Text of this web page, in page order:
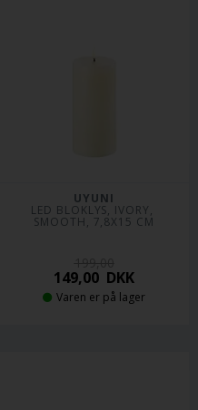
UYUNI
LED BLOKLYS, IVORY,
SMOOTH, 7,8X15 CM
149,00 DKK
Varen er på lager